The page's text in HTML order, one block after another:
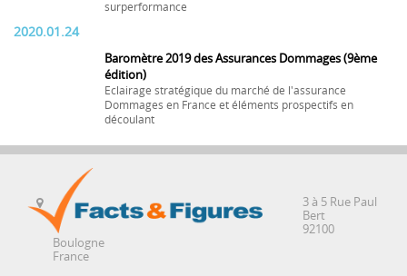
surperformance
2020.01.24
Baromètre 2019 des Assurances Dommages (9ème
édition)
Eclairage stratégique du marché de l'assurance
Dommages en France et éléments prospectifs en
découlant
3 à 5 Rue Paul
Bert
92100
Boulogne
France